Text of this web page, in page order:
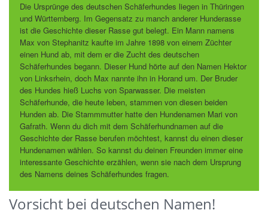
Die Ursprünge des deutschen Schäferhundes liegen in Thüringen
und Württemberg. Im Gegensatz zu manch anderer Hunderasse
ist die Geschichte dieser Rasse gut belegt. Ein Mann namens
Max von Stephanitz kaufte im Jahre 1898 von einem Züchter
einen Hund ab, mit dem er die Zucht des deutschen
Schäferhundes begann. Dieser Hund hörte auf den Namen Hektor
von Linksrhein, doch Max nannte ihn in Horand um. Der Bruder
des Hundes hieß Luchs von Sparwasser. Die meisten
Schäferhunde, die heute leben, stammen von diesen beiden
Hunden ab. Die Stammmutter hatte den Hundenamen Mari von
Gafrath. Wenn du dich mit dem Schäferhundnamen auf die
Geschichte der Rasse berufen möchtest, kannst du einen dieser
Hundenamen wählen. So kannst du deinen Freunden immer eine
interessante Geschichte erzählen, wenn sie nach dem Ursprung
des Namens deines Schäferhundes fragen.
Vorsicht bei deutschen Namen!